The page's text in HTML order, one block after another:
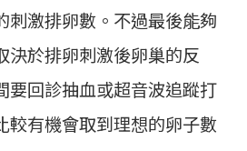
刺激排卵數。不過最後能夠
決於排卵刺激後卵巢的反
要回診抽血或超音波追蹤打
較有機會取到理想的卵子數